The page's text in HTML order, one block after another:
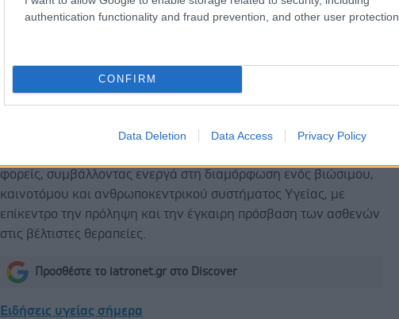
authentication functionality and fraud prevention, and other user protection.
CONFIRM
Data Deletion Data Access Privacy Policy
αξιοποίηση του ψηφιακού μετασχηματισμού αλλά και τα
στοχευμένα εθνικά προγράμματα πρόληψης και έγκαιρης
Η AstraZeneca παραμένει προσηλωμένη στο διάλογο και στη
φορείς, συμβάλλοντας ενεργά στη διαμόρφωση ενός βιώσιμου,
καινοτόμου και ανθρωποκεντρικού συστήματος Υγείας, με
επίκεντρο την πρόληψη και την έγκαιρη πρόσβαση των ασθενών
στις βέλτιστες θεραπείες.
Προσθέστε το iatronet.gr στο Discover
Ειδήσεις υγείας σήμερα